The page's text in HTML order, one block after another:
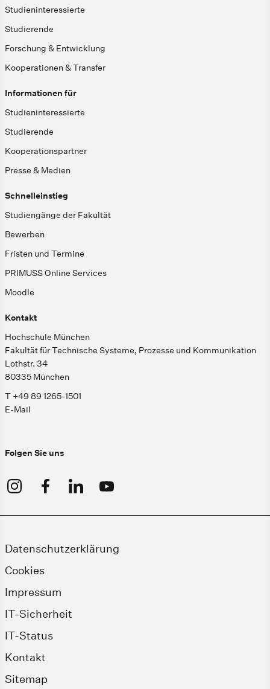
Studieninteressierte
Studierende
Forschung & Entwicklung
Kooperationen & Transfer
Informationen für
Studieninteressierte
Studierende
Kooperationspartner
Presse & Medien
Schnelleinstieg
Studiengänge der Fakultät
Bewerben
Fristen und Termine
PRIMUSS Online Services
Moodle
Kontakt
Hochschule München
Fakultät für Technische Systeme, Prozesse und Kommunikation
Lothstr. 34
80335 München
T +49 89 1265-1501
E-Mail
Folgen Sie uns
Datenschutzerklärung
Cookies
Impressum
IT-Sicherheit
IT-Status
Kontakt
Sitemap